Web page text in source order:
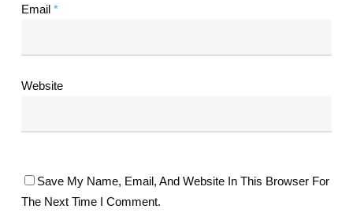
Email *
Website
Save My Name, Email, And Website In This Browser For
The Next Time I Comment.